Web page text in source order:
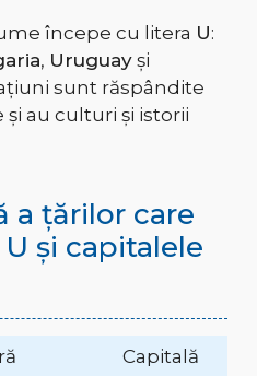
începe cu litera U:
, Uruguayși
sunt răspândite
au culturi și istorii
a țărilor care
și capitalele
Capitală